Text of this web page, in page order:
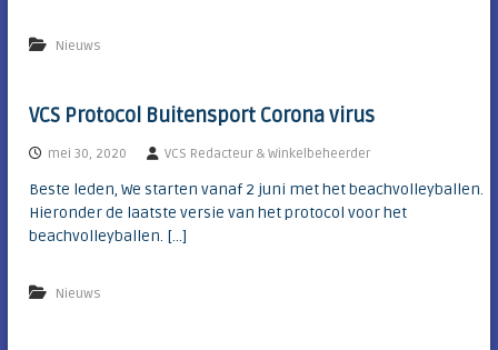
Nieuws
VCS Protocol Buitensport Corona virus
mei 30, 2020 VCS Redacteur & Winkelbeheerder
Beste leden, We starten vanaf 2 juni met het beachvolleyballen.
Hieronder de laatste versie van het protocol voor het
beachvolleyballen. […]
Nieuws